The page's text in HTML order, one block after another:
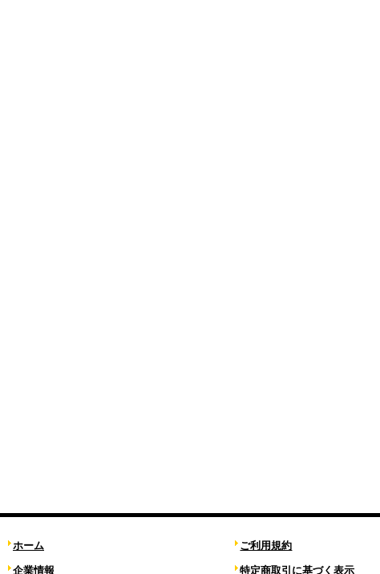
ホーム
企業情報
ご利用規約
特定商取引に基づく表示